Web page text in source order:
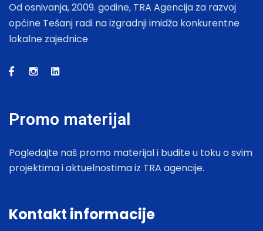
Od osnivanja, 2009. godine, TRA Agencija za razvoj
općine Tešanj radi na izgradnji imidža konkurentne
lokalne zajednice
Promo materijal
Pogledajte naš promo materijal i budite u toku o svim
projektima i aktuelnostima iz TRA agencije.
Kontakt informacije